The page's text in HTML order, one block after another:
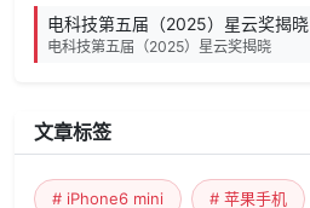
电科技第五届（2025）星云奖揭晓
电科技第五届（2025）星云奖揭晓
文章标签
# iPhone6 mini # 苹果手机